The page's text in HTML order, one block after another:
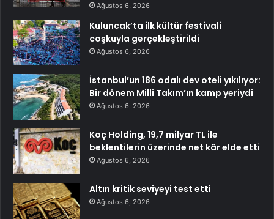
Ağustos 6, 2026
Kuluncak’ta ilk kültür festivali
coşkuyla gerçekleştirildi
Ağustos 6, 2026
İstanbul’un 186 odalı dev oteli yıkılıyor:
Bir dönem Milli Takım’ın kamp yeriydi
Ağustos 6, 2026
Koç Holding, 19,7 milyar TL ile
beklentilerin üzerinde net kâr elde etti
Ağustos 6, 2026
Altın kritik seviyeyi test etti
Ağustos 6, 2026